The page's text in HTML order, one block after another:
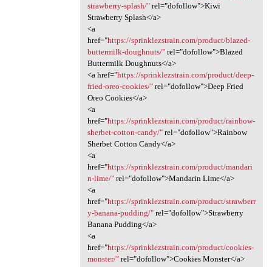
strawberry-splash/"rel="dofollow">Kiwi
Strawberry Splash</a>
<a
href="https://sprinklezstrain.com/product/blazed-
buttermilk-doughnuts/"rel="dofollow">Blazed
Buttermilk Doughnuts</a>
<a href="https://sprinklezstrain.com/product/deep-
fried-oreo-cookies/"rel="dofollow">Deep Fried
Oreo Cookies</a>
<a
href="https://sprinklezstrain.com/product/rainbow-
sherbet-cotton-candy/"rel="dofollow">Rainbow
Sherbet Cotton Candy</a>
<a
href="https://sprinklezstrain.com/product/mandari
n-lime/"rel="dofollow">Mandarin Lime</a>
<a
href="https://sprinklezstrain.com/product/strawberr
y-banana-pudding/"rel="dofollow">Strawberry
Banana Pudding</a>
<a
href="https://sprinklezstrain.com/product/cookies-
monster/"rel="dofollow">Cookies Monster</a>